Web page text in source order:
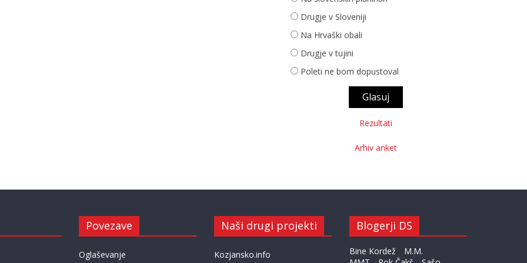
Drugje v Sloveniji
Na Hrvaški obali
Drugje v tujini
Poleti ne bom dopustoval
Rezultati
Arhiv anket
Povezave
Oglaševanje
Naši drugi projekti
Kozjansko.info
Blogerji DS
Bine Kordež
M.M.